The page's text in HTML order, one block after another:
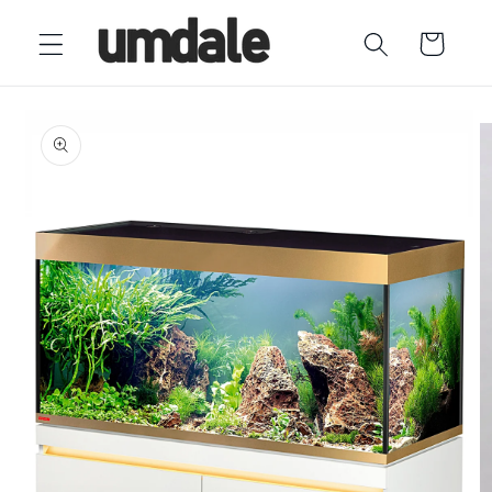
directamente
al contenido
Carrito
información